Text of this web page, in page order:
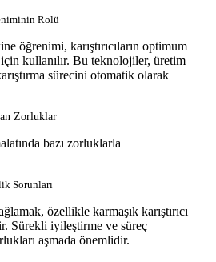
Rolü
öğrenimi, karıştırıcıların optimum
için kullanılır. Bu teknolojiler, üretim
sürecini otomatik olarak
Zorluklar
bazı zorluklarla
Sorunları
özellikle karmaşık karıştırıcı
Sürekli iyileştirme ve süreç
aşmada önemlidir.